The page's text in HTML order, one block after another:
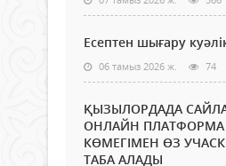
Есептен шығару
06 тамыз 2026 ж. 74
ҚЫЗЫЛОРДАДА
ОНЛАЙН ПЛАТФОРМА
КӨМЕГІМЕН ӨЗ
ТАБА АЛАДЫ